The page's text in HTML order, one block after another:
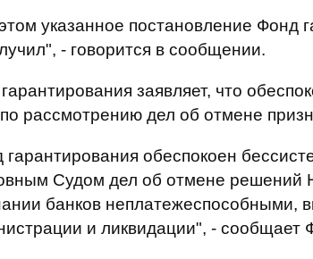
указанное постановление Фонд
- говорится в сообщении.
заявляет, что
рассмотрению дел об отмене
гарантирования обеспокоен
Судом дел об отмене решений
банков неплатежеспособными,
и ликвидации", - сообщает